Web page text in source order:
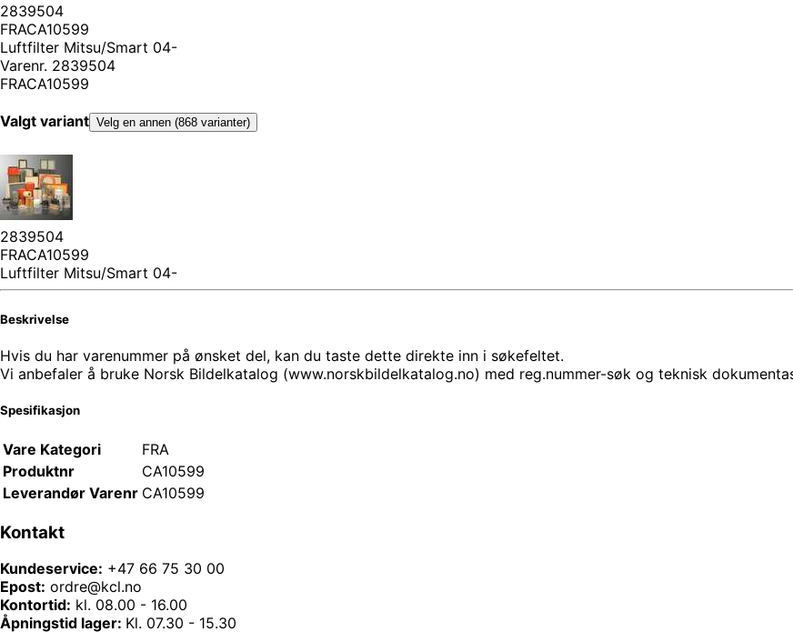
2839504
FRACA10599
Luftfilter Mitsu/Smart 04-
Varenr. 2839504
FRACA10599
Valgt variant Velg en annen (868 varianter)
2839504
FRACA10599
Luftfilter Mitsu/Smart 04-
Beskrivelse
Hvis du har varenummer på ønsket del, kan du taste dette direkte inn i søkefeltet.
Vi anbefaler å bruke Norsk Bildelkatalog (www.norskbildelkatalog.no) med reg.nummer-søk og teknisk
Spesifikasjon
Vare Kategori
FRA
Produktnr
CA10599
Leverandør Varenr CA10599
Kontakt
Kundeservice: +47 66 75 30 00
Epost: ordre@kcl.no
Kontortid: kl. 08.00 - 16.00
Åpningstid lager: Kl. 07.30 - 15.30